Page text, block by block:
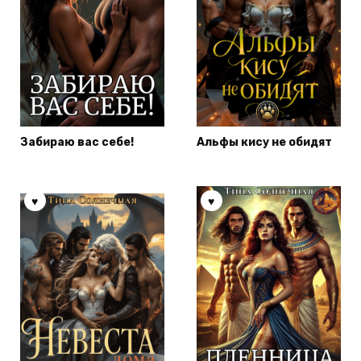
Забираю вас себе! Альфы кису не обидят